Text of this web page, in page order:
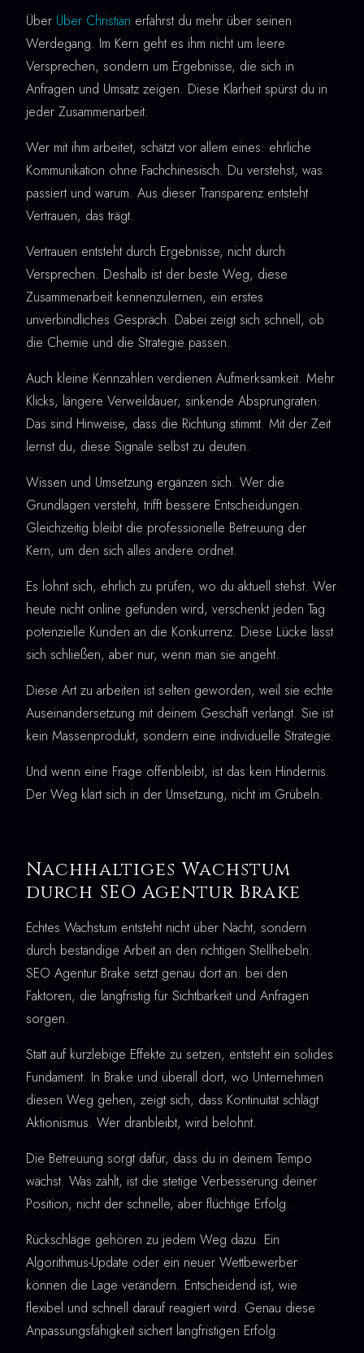
Über Über Christian erfährst du mehr über seinen
Werdegang. Im Kern geht es ihm nicht um leere
Versprechen, sondern um Ergebnisse, die sich in
Anfragen und Umsatz zeigen. Diese Klarheit spürst du in
jeder Zusammenarbeit.
Wer mit ihm arbeitet, schätzt vor allem eines: ehrliche
Kommunikation ohne Fachchinesisch. Du verstehst, was
passiert und warum. Aus dieser Transparenz entsteht
Vertrauen, das trägt.
Vertrauen entsteht durch Ergebnisse, nicht durch
Versprechen. Deshalb ist der beste Weg, diese
Zusammenarbeit kennenzulernen, ein erstes
unverbindliches Gespräch. Dabei zeigt sich schnell, ob
die Chemie und die Strategie passen.
Auch kleine Kennzahlen verdienen Aufmerksamkeit. Mehr
Klicks, längere Verweildauer, sinkende Absprungraten:
Das sind Hinweise, dass die Richtung stimmt. Mit der Zeit
lernst du, diese Signale selbst zu deuten.
Wissen und Umsetzung ergänzen sich. Wer die
Grundlagen versteht, trifft bessere Entscheidungen.
Gleichzeitig bleibt die professionelle Betreuung der
Kern, um den sich alles andere ordnet.
Es lohnt sich, ehrlich zu prüfen, wo du aktuell stehst. Wer
heute nicht online gefunden wird, verschenkt jeden Tag
potenzielle Kunden an die Konkurrenz. Diese Lücke lässt
sich schließen, aber nur, wenn man sie angeht.
Diese Art zu arbeiten ist selten geworden, weil sie echte
Auseinandersetzung mit deinem Geschäft verlangt. Sie ist
kein Massenprodukt, sondern eine individuelle Strategie.
Und wenn eine Frage offenbleibt, ist das kein Hindernis.
Der Weg klärt sich in der Umsetzung, nicht im Grübeln.
Nachhaltiges Wachstum
durch SEO Agentur Brake
Echtes Wachstum entsteht nicht über Nacht, sondern
durch beständige Arbeit an den richtigen Stellhebeln.
SEO Agentur Brake setzt genau dort an: bei den
Faktoren, die langfristig für Sichtbarkeit und Anfragen
sorgen.
Statt auf kurzlebige Effekte zu setzen, entsteht ein solides
Fundament. In Brake und überall dort, wo Unternehmen
diesen Weg gehen, zeigt sich, dass Kontinuität schlägt
Aktionismus. Wer dranbleibt, wird belohnt.
Die Betreuung sorgt dafür, dass du in deinem Tempo
wächst. Was zählt, ist die stetige Verbesserung deiner
Position, nicht der schnelle, aber flüchtige Erfolg.
Rückschläge gehören zu jedem Weg dazu. Ein
Algorithmus-Update oder ein neuer Wettbewerber
können die Lage verändern. Entscheidend ist, wie
flexibel und schnell darauf reagiert wird. Genau diese
Anpassungsfähigkeit sichert langfristigen Erfolg.